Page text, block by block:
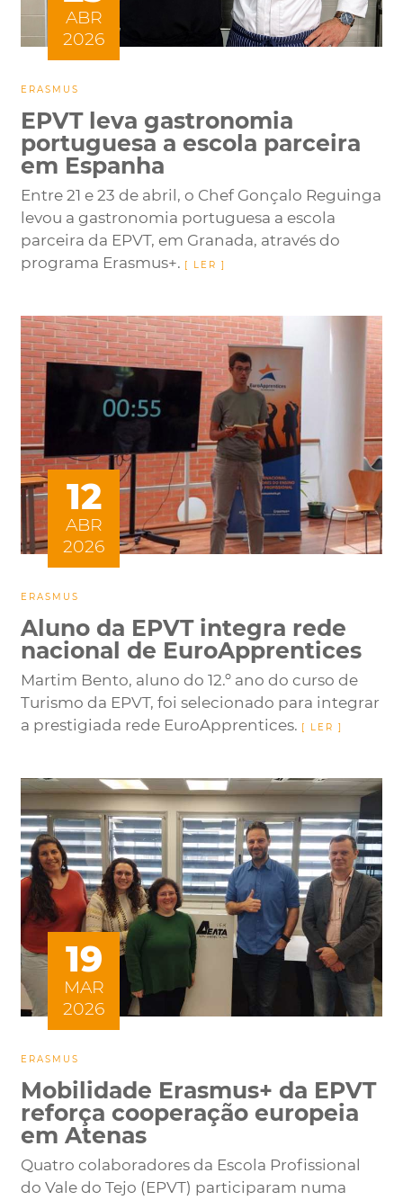
ABR
2026
ERASMUS
EPVT leva gastronomia
portuguesa a escola parceira
em Espanha
Entre 21 e 23 de abril, o Chef Gonçalo Reguinga
levou a gastronomia portuguesa a escola
parceira da EPVT, em Granada, através do
programa Erasmus+.
12
ABR
2026
ERASMUS
Aluno da EPVT integra rede
nacional de EuroApprentices
Martim Bento, aluno do 12.º ano do curso de
Turismo da EPVT, foi selecionado para integrar
a prestigiada rede EuroApprentices.
19
MAR
2026
ERASMUS
Mobilidade Erasmus+ da EPVT
reforça cooperação europeia
em Atenas
Quatro colaboradores da Escola Profissional
do Vale do Tejo (EPVT) participaram numa